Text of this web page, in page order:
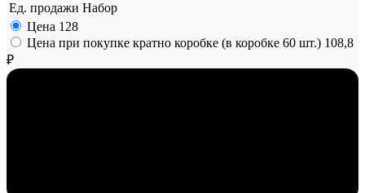
Ед. продажи Набор
Цена 128
Цена при покупке кратно коробке (в коробке 60 шт.) 108,8
₽